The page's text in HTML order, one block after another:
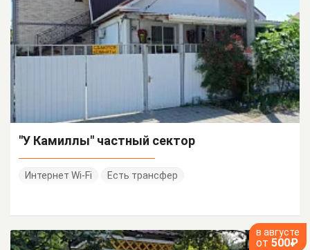
"У Камиллы" частный сектор
Интернет Wi-Fi Есть трансфер
в августе
от 500₽